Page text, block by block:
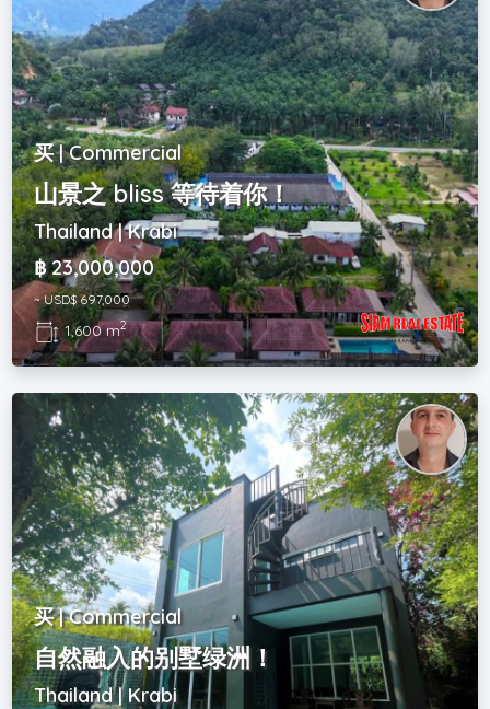
买 | Commercial
山景之 bliss 等待着你！
Thailand | Krabi
฿ 23,000,000
~ USD$ 697,000
1,600 m2
买 | Commercial
自然融入的别墅绿洲！
Thailand | Krabi